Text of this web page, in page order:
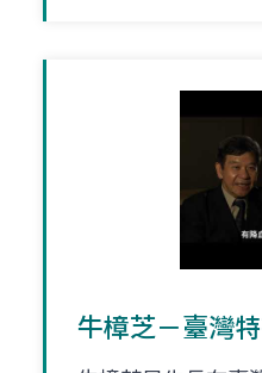
牛樟芝－臺灣